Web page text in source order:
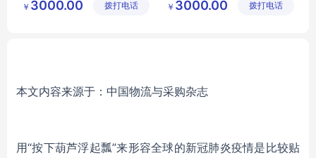
公司
￥ 3000.00 拨打电话
公司
￥ 3000.00 拨打电话
本文内容来源于：中国物流与采购杂志
用“按下葫芦浮起瓢”来形容全球的新冠肺炎疫情是比较贴